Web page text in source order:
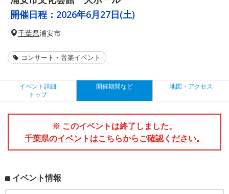
開催日程： 2026年6月27日(土)
千葉県浦安市
コンサート・音楽イベント
イベント詳細
トップ
開催期間など 地図・アクセス
※ このイベントは終了しました。
千葉県のイベントはこちらからご確認ください。
イベント情報